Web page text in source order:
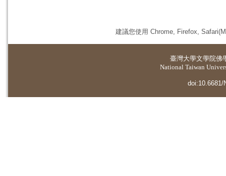
建議您使用 Chrome, Firefox,
臺灣大學文學院佛
National Taiwan
doi:10.6681/